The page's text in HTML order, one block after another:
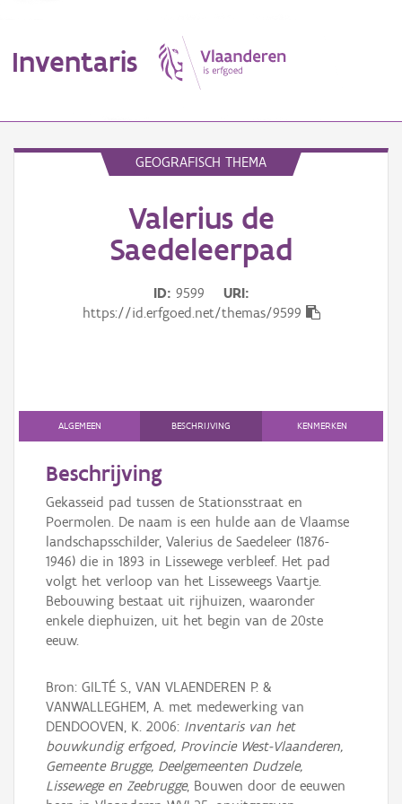
Inventaris
Aanduidingsobject
Persoon of collectief
Aanmelden
GEOGRAFISCH THEMA
Valerius de
Saedeleerpad
ID 9599
URI
https://id.erfgoed.net/themas/9599
ALGEMEEN BESCHRIJVING KENMERKEN
Beschrijving
Gekasseid pad tussen de Stationsstraat en
Poermolen. De naam is een hulde aan de Vlaamse
landschapsschilder, Valerius de Saedeleer (1876-
1946) die in 1893 in Lissewege verbleef. Het pad
volgt het verloop van het Lisseweegs Vaartje.
Bebouwing bestaat uit rijhuizen, waaronder
enkele diephuizen, uit het begin van de 20ste
eeuw.
Bron: GILTÉ S., VAN VLAENDEREN P. &
VANWALLEGHEM, A. met medewerking van
DENDOOVEN, K. 2006: Inventaris van het
bouwkundig erfgoed, Provincie West-Vlaanderen,
Gemeente Brugge, Deelgemeenten Dudzele,
Lissewege en Zeebrugge, Bouwen door de eeuwen